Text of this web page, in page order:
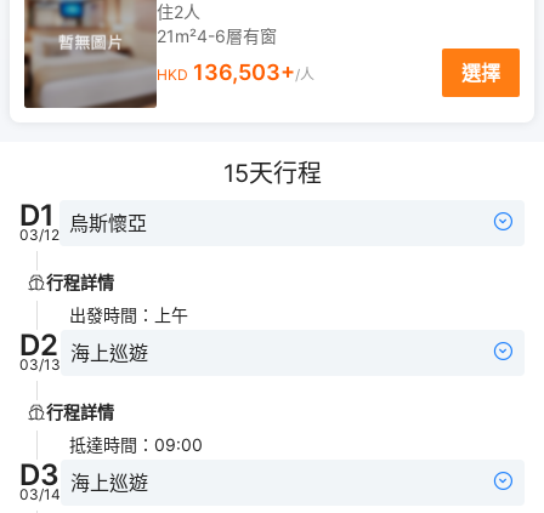
住2人
21m²4-6層有窗
HKD 136,503+/人 選擇
15天行程
D1
03/12 烏斯懷亞
行程詳情
出發時間 ： 上午
D2
03/13 海上巡遊
行程詳情
抵達時間 ： 09:00
D3
03/14 海上巡遊